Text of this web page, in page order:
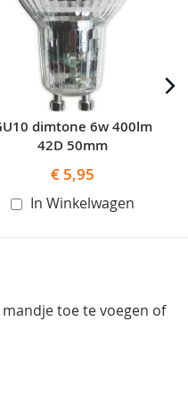
dimtone 6w 400lm
42D 50mm
€ 5,95
In Winkelwagen
toe te voegen of